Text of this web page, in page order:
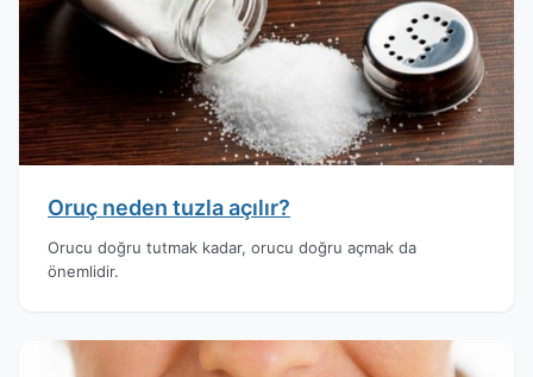
Oruç neden tuzla açılır?
Orucu doğru tutmak kadar, orucu doğru açmak da
önemlidir.